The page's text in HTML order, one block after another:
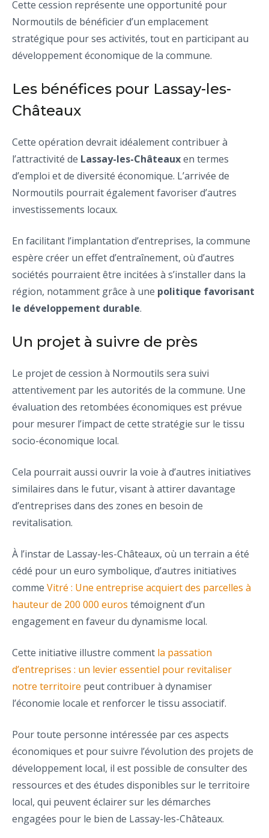
Cette cession représente une opportunité pour
Normoutils de bénéficier d’un emplacement
stratégique pour ses activités, tout en participant au
développement économique de la commune.
Les bénéfices pour Lassay-les-
Châteaux
Cette opération devrait idéalement contribuer à
l’attractivité de Lassay-les-Châteauxen termes
d’emploi et de diversité économique. L’arrivée de
Normoutils pourrait également favoriser d’autres
investissements locaux.
En facilitant l’implantation d’entreprises, la commune
espère créer un effet d’entraînement, où d’autres
sociétés pourraient être incitées à s’installer dans la
région, notamment grâce à une politique favorisant
le développement durable.
Un projet à suivre de près
Le projet de cession à Normoutils sera suivi
attentivement par les autorités de la commune. Une
évaluation des retombées économiques est prévue
pour mesurer l’impact de cette stratégie sur le tissu
socio-économique local.
Cela pourrait aussi ouvrir la voie à d’autres initiatives
similaires dans le futur, visant à attirer davantage
d’entreprises dans des zones en besoin de
revitalisation.
À l’instar de Lassay-les-Châteaux, où un terrain a été
cédé pour un euro symbolique, d’autres initiatives
comme Vitré : Une entreprise acquiert des parcelles à
hauteur de 200 000 euros témoignent d’un
engagement en faveur du dynamisme local.
Cette initiative illustre comment la passation
d’entreprises : un levier essentiel pour revitaliser
notre territoire peut contribuer à dynamiser
l’économie locale et renforcer le tissu associatif.
Pour toute personne intéressée par ces aspects
économiques et pour suivre l’évolution des projets de
développement local, il est possible de consulter des
ressources et des études disponibles sur le territoire
local, qui peuvent éclairer sur les démarches
engagées pour le bien de Lassay-les-Châteaux.